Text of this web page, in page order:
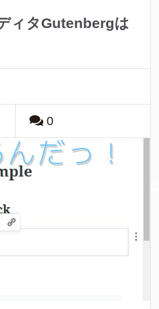
ィタGutenbergは
0